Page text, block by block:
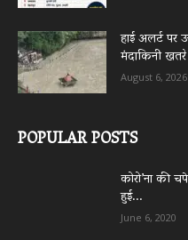
हाई अलर्ट
मंदाकिनी
August 6, 2026
POPULAR POSTS
कोरो’ना की
हुई...
June 6, 2020